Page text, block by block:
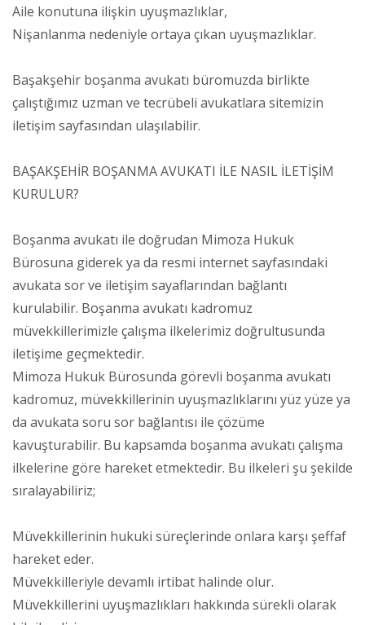
Aile konutuna ilişkin uyuşmazlıklar,
Nişanlanma nedeniyle ortaya çıkan uyuşmazlıklar.
Başakşehir boşanma avukatı büromuzda birlikte
çalıştığımız uzman ve tecrübeli avukatlara sitemizin
iletişim sayfasından ulaşılabilir.
BAŞAKŞEHİR BOŞANMA AVUKATI İLE NASIL İLETİŞİM
KURULUR?
Boşanma avukatı ile doğrudan Mimoza Hukuk
Bürosuna giderek ya da resmi internet sayfasındaki
avukata sor ve iletişim sayaflarından bağlantı
kurulabilir. Boşanma avukatı kadromuz
müvekkillerimizle çalışma ilkelerimiz doğrultusunda
iletişime geçmektedir.
Mimoza Hukuk Bürosunda görevli boşanma avukatı
kadromuz, müvekkillerinin uyuşmazlıklarını yüz yüze ya
da avukata soru sor bağlantısı ile çözüme
kavuşturabilir. Bu kapsamda boşanma avukatı çalışma
ilkelerine göre hareket etmektedir. Bu ilkeleri şu şekilde
sıralayabiliriz;
Müvekkillerinin hukuki süreçlerinde onlara karşı şeffaf
hareket eder.
Müvekkilleriyle devamlı irtibat halinde olur.
Müvekkillerini uyuşmazlıkları hakkında sürekli olarak